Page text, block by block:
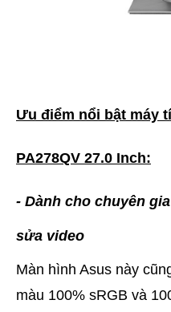
Ưu điểm nổi bật máy
PA278QV 27.0 Inch:
- Dành cho chuyên
sửa video
Màn hình Asus này
màu 100% sRGB và